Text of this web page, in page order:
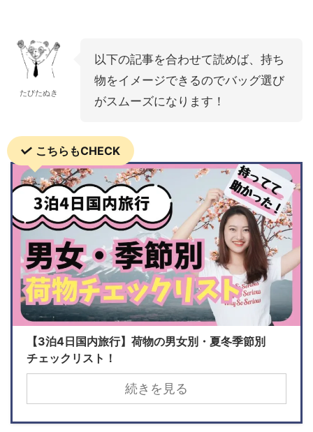
たびたぬき
以下の記事を合わせて読めば、持ち
物をイメージできるのでバッグ選び
がスムーズになります！
こちらもCHECK
【3泊4日国内旅行】荷物の男女別・夏冬季節別
チェックリスト！
続きを見る